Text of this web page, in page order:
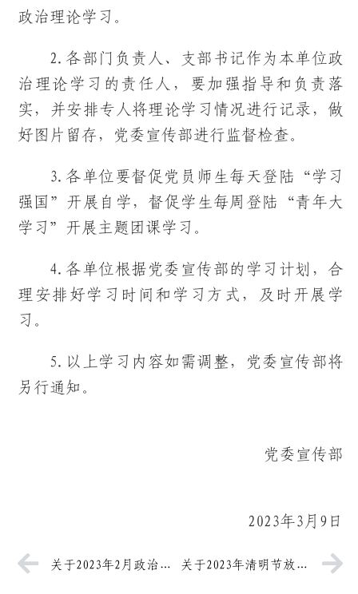
政治理论学习。
2.各部门负责人、支部书记作为本单位政
治理论学习的责任人，要加强指导和负责落
实，并安排专人将理论学习情况进行记录，做
好图片留存，党委宣传部进行监督检查。
3.各单位要督促党员师生每天登陆“学习
强国”开展自学，督促学生每周登陆“青年大
学习”开展主题团课学习。
4.各单位根据党委宣传部的学习计划，合
理安排好学习时间和学习方式，及时开展学
习。
5.以上学习内容如需调整，党委宣传部将
另行通知。
党委宣传部
2023年3月9日
关于2023年2月政治理论学习安排的通知 关于2023年清明节放假安排的通知